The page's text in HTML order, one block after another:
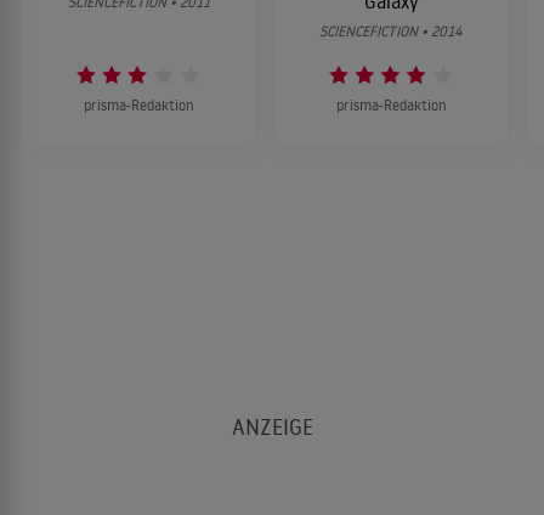
prisma-Redaktion
SCIENCEFICTION • 2014
prisma-Redaktion